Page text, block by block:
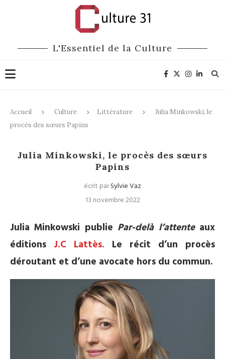
L'Essentiel de la Culture
Accueil Culture Littérature
Julia Minkowski, le
procès des sœurs Papins
Julia Minkowski, le procès des sœurs
Papins
écrit parSylvie Vaz
13 novembre 2022
Julia Minkowski publie Par-delà l’attenteaux
éditions J.C Lattès. Le récit d’un procès
déroutant et d’une avocate hors du commun.